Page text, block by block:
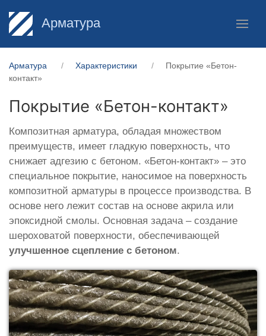
Арматура
Арматура Характеристики
Покрытие «Бетон-
контакт»
Покрытие «Бетон-контакт»
Композитная арматура, обладая множеством
преимуществ, имеет гладкую поверхность, что
снижает адгезию с бетоном. «Бетон-контакт» – это
специальное покрытие, наносимое на поверхность
композитной арматуры в процессе производства. В
основе него лежит состав на основе акрила или
эпоксидной смолы. Основная задача – создание
шероховатой поверхности, обеспечивающей
улучшенное сцепление с бетоном.